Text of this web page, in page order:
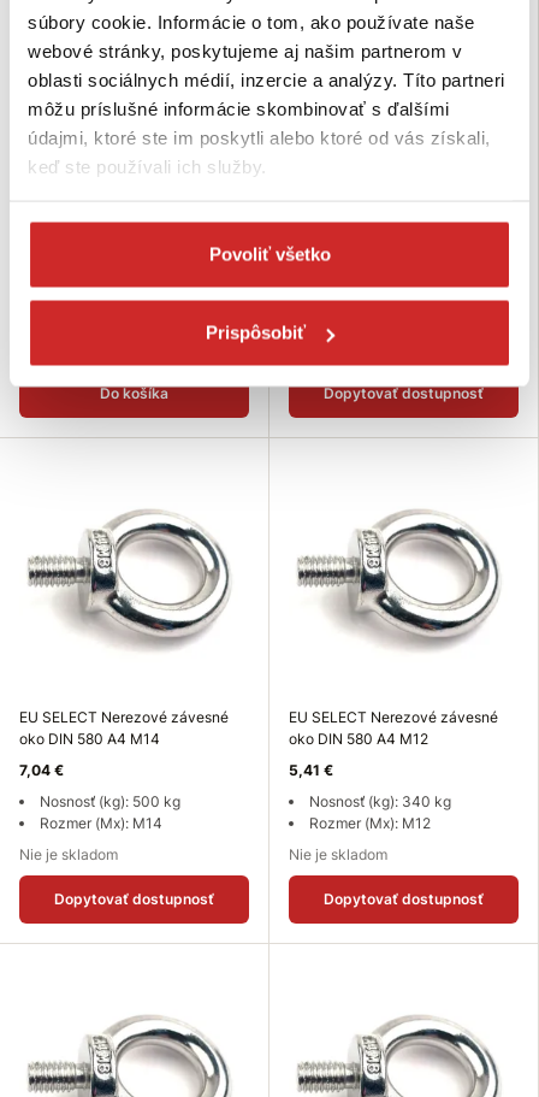
súbory cookie. Informácie o tom, ako používate naše
webové stránky, poskytujeme aj našim partnerom v
oblasti sociálnych médií, inzercie a analýzy. Títo partneri
môžu príslušné informácie skombinovať s ďalšími
údajmi, ktoré ste im poskytli alebo ktoré od vás získali,
keď ste používali ich služby.
Povoliť všetko
Prispôsobiť
Nosnosť (kg): 1200 kg
Do košíka
8,98 €
Nosnosť (kg): 700 kg
Nie je skladom
Dopytovať dostupnosť
EU SELECT Nerezové závesné
oko DIN 580 A4 M14
7,04 €
Nosnosť (kg): 500 kg
Rozmer (Mx): M14
Nie je skladom
Dopytovať dostupnosť
EU SELECT Nerezové závesné
oko DIN 580 A4 M12
5,41 €
Nosnosť (kg): 340 kg
Rozmer (Mx): M12
Nie je skladom
Dopytovať dostupnosť